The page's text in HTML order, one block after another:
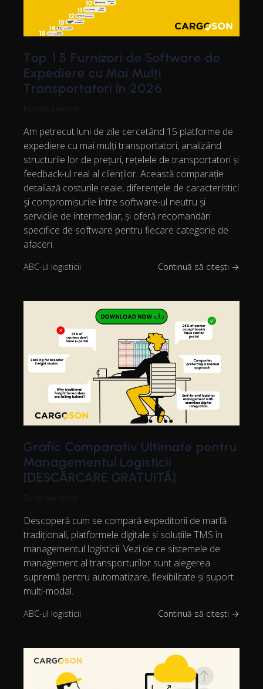
Top 15 Furnizori de Software de
Expediere cu Mai Mulți
Transportatori în 2026
Rasmus Leichter
Am petrecut luni de zile cercetând 15 platforme de
expediere cu mai mulți transportatori, analizând
structurile lor de prețuri, rețelele de transportatori și
feedback-ul real al clienților. Această comparație
detaliază costurile reale, diferențele de caracteristici
și compromisurile între software-ul neutru și
serviciile de intermediar, și oferă recomandări
specifice de software pentru fiecare categorie de
afaceri.
ABC-ul logisticii Continuă să citești →
Grafic Comparativ Ultimate pentru
Managementul Logisticii
[DESCĂRCARE GRATUITĂ]
Tanel Vaarmann
Descoperă cum se compară expeditorii de marfă
tradiționali, platformele digitale și soluțiile TMS în
managementul logisticii. Vezi de ce sistemele de
management al transporturilor sunt alegerea
supremă pentru automatizare, flexibilitate și suport
multi-modal.
ABC-ul logisticii Continuă să citești →